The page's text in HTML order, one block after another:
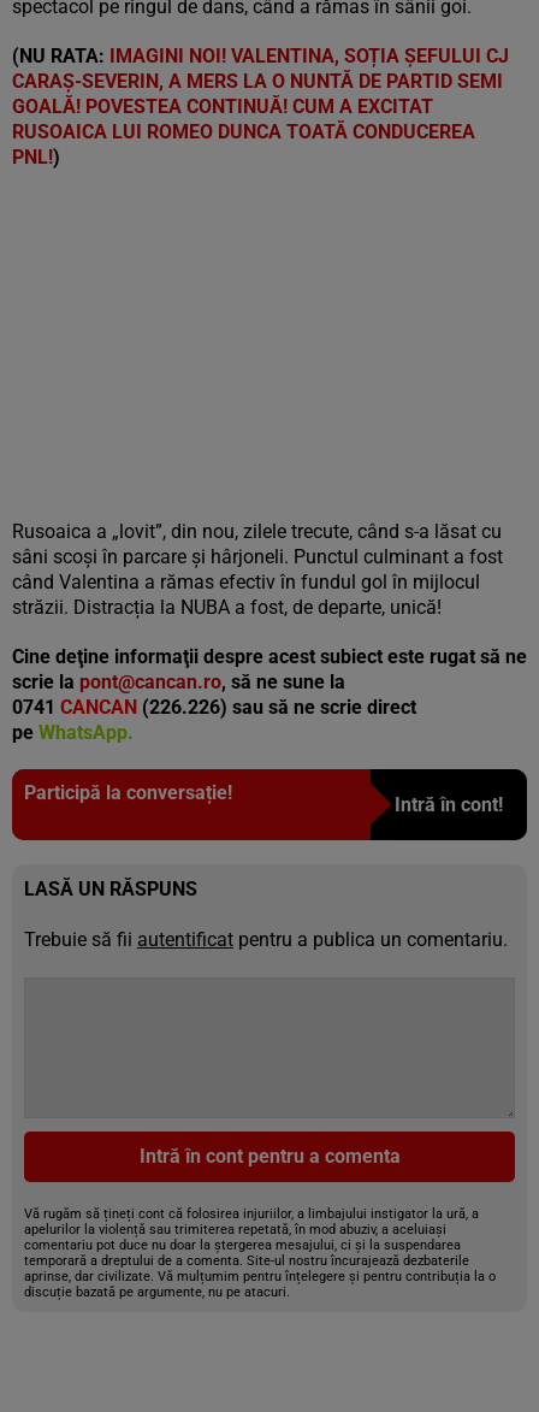
spectacol pe ringul de dans, când a rămas în sânii goi.
(NU RATA: IMAGINI NOI! VALENTINA, SOȚIA ȘEFULUI CJ
CARAȘ-SEVERIN, A MERS LA O NUNTĂ DE PARTID SEMI
GOALĂ! POVESTEA CONTINUĂ! CUM A EXCITAT
RUSOAICA LUI ROMEO DUNCA TOATĂ CONDUCEREA
PNL!)
Rusoaica a „lovit”, din nou, zilele trecute, când s-a lăsat cu
sâni scoși în parcare și hârjoneli. Punctul culminant a fost
când Valentina a rămas efectiv în fundul gol în mijlocul
străzii. Distracția la NUBA a fost, de departe, unică!
Cine deţine informaţii despre acest subiect este rugat să ne
scrie la pont@cancan.ro, să ne sune la
0741 CANCAN (226.226) sau să ne scrie direct
pe WhatsApp.
Participă la conversație!
Intră în cont!
LASĂ UN RĂSPUNS
Trebuie să fii autentificat pentru a publica un comentariu.
Intră în cont pentru a comenta
Vă rugăm să țineți cont că folosirea injuriilor, a limbajului instigator la ură, a
apelurilor la violență sau trimiterea repetată, în mod abuziv, a aceluiași
comentariu pot duce nu doar la ștergerea mesajului, ci și la suspendarea
temporară a dreptului de a comenta. Site-ul nostru încurajează dezbaterile
aprinse, dar civilizate. Vă mulțumim pentru înțelegere și pentru contribuția la o
discuție bazată pe argumente, nu pe atacuri.